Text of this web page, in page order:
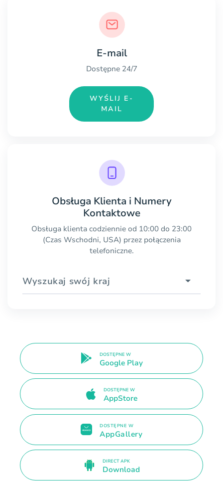
E-mail
Dostępne 24/7
WYŚLIJ E-
MAIL
Obsługa Klienta i Numery
Kontaktowe
Obsługa klienta codziennie od 10:00 do 23:00
(Czas Wschodni, USA) przez połączenia
telefoniczne.
Wyszukaj swój kraj
DOSTĘPNE W
Google Play
DOSTĘPNE W
AppStore
DOSTĘPNE W
AppGallery
DIRECT APK
Download